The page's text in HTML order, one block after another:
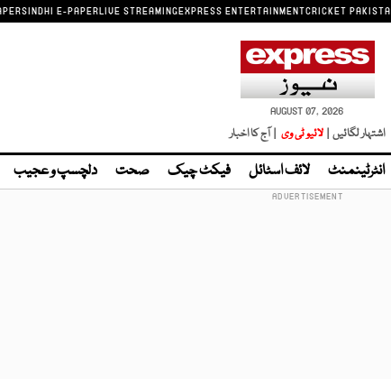
SINDHI E-PAPERLIVE STREAMINGEXPRESS ENTERTAINMENTCRICKET
AUGUST 07, 2026
اشتہار لگائیں | لائیو ٹی وی | آج کا اخبار
انٹرٹینمنٹ لائف اسٹائل فیکٹ چیک صحت دلچسپ و عجیب